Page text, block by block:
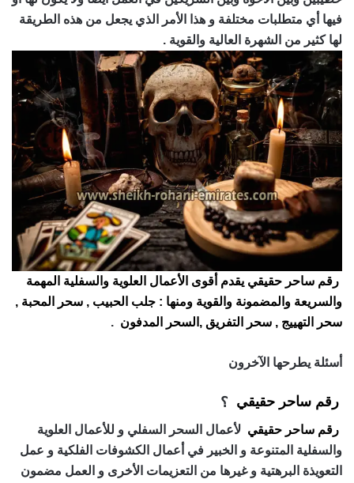
فيها أي متطلبات مختلفة و هذا الأمر الذي يجعل من هذه الطريقة
لها كثير من الشهرة العالية والقوية .
رقم ساحر حقيقي يقدم أقوى الأعمال العلوية والسفلية المهمة
والسريعة والمضمونة والقوية ومنها : جلب الحبيب , سحر المحبة ,
سحر التهييج , سحر التفريق ,السحر المدفون .
أسئلة يطرحها الآخرون
رقم ساحر حقيقي ؟
رقم ساحر حقيقي لأعمال السحر السفلي و للأعمال العلوية
والسفلية المتنوعة و الخبير في أعمال الكشوفات الفلكية و عمل
التعويذة البرهتية و غيرها من التعزيمات الأخرى و العمل مضمون